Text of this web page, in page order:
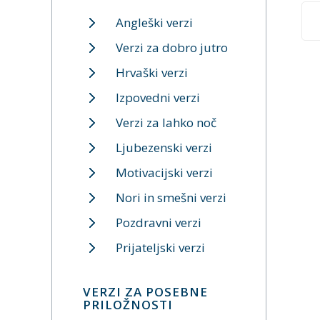
Angleški verzi
Verzi za dobro jutro
Hrvaški verzi
Izpovedni verzi
Verzi za lahko noč
Ljubezenski verzi
Motivacijski verzi
Nori in smešni verzi
Pozdravni verzi
Prijateljski verzi
VERZI ZA POSEBNE
PRILOŽNOSTI